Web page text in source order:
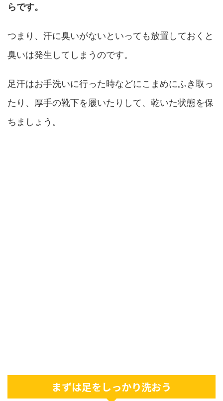
らです。
つまり、汗に臭いがないといっても放置しておくと
臭いは発生してしまうのです。
足汗はお手洗いに行った時などにこまめにふき取っ
たり、厚手の靴下を履いたりして、乾いた状態を保
ちましょう。
まずは足をしっかり洗おう